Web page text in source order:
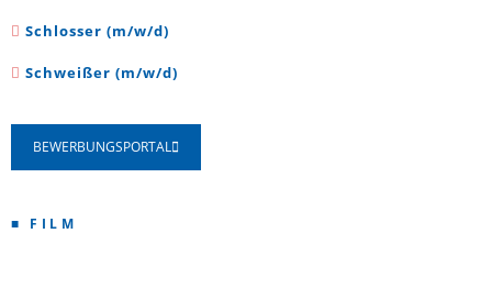
Schlosser (m/w/d)
Schweißer (m/w/d)
BEWERBUNGSPORTAL
■ FILM